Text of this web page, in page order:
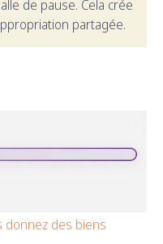
de pause. Cela crée
partagée.
donnez des biens